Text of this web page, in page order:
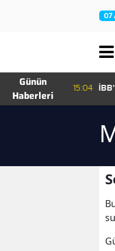
07
Günün
Haberleri
Bamyası
15:04